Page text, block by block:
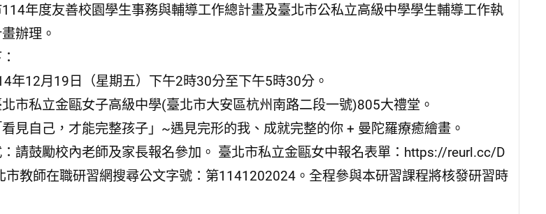
年度友善校園學生事務與輔導工作總計畫及臺北市公私立高級中學學生輔導工作執
辦理。
年12月19日（星期五）下午2時30分至下午5時30分。
市私立金甌女子高級中學(臺北市大安區杭州南路二段一號)805大禮堂。
見自己，才能完整孩子」~遇見完形的我、成就完整的你 + 曼陀羅療癒繪畫。
請鼓勵校內老師及家長報名參加。 臺北市私立金甌女中報名表單：https://reurl.cc/D
市教師在職研習網搜尋公文字號：第1141202024。全程參與本研習課程將核發研習時